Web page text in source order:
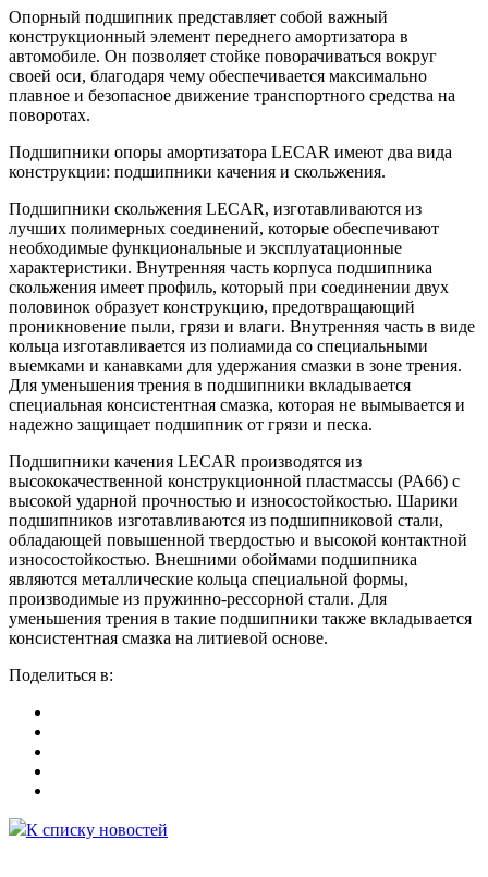
Опорный подшипник представляет собой важный
конструкционный элемент переднего амортизатора в
автомобиле. Он позволяет стойке поворачиваться вокруг
своей оси, благодаря чему обеспечивается максимально
плавное и безопасное движение транспортного средства на
поворотах.
Подшипники опоры амортизатора LECAR имеют два вида
конструкции: подшипники качения и скольжения.
Подшипники скольжения LECAR, изготавливаются из
лучших полимерных соединений, которые обеспечивают
необходимые функциональные и эксплуатационные
характеристики. Внутренняя часть корпуса подшипника
скольжения имеет профиль, который при соединении двух
половинок образует конструкцию, предотвращающий
проникновение пыли, грязи и влаги. Внутренняя часть в виде
кольца изготавливается из полиамида со специальными
выемками и канавками для удержания смазки в зоне трения.
Для уменьшения трения в подшипники вкладывается
специальная консистентная смазка, которая не вымывается и
надежно защищает подшипник от грязи и песка.
Подшипники качения LECAR производятся из
высококачественной конструкционной пластмассы (PA66) с
высокой ударной прочностью и износостойкостью. Шарики
подшипников изготавливаются из подшипниковой стали,
обладающей повышенной твердостью и высокой контактной
износостойкостью. Внешними обоймами подшипника
являются металлические кольца специальной формы,
производимые из пружинно-рессорной стали. Для
уменьшения трения в такие подшипники также вкладывается
консистентная смазка на литиевой основе.
Поделитьcя в:
К списку новостей